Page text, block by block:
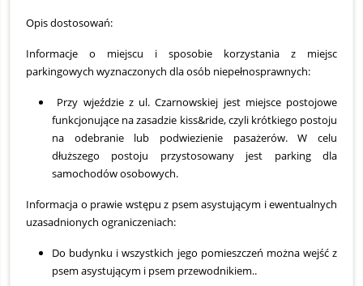
Opis dostosowań:
Informacje o miejscu i sposobie korzystania z miejsc
parkingowych wyznaczonych dla osób niepełnosprawnych:
Przy wjeździe z ul. Czarnowskiej jest miejsce postojowe
funkcjonujące na zasadzie kiss&ride, czyli krótkiego postoju
na odebranie lub podwiezienie pasażerów. W celu
dłuższego postoju przystosowany jest parking dla
samochodów osobowych.
Informacja o prawie wstępu z psem asystującym i ewentualnych
uzasadnionych ograniczeniach:
Do budynku i wszystkich jego pomieszczeń można wejść z
psem asystującym i psem przewodnikiem..